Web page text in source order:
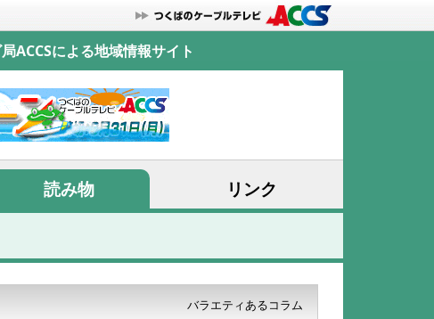
ACCSによる地域情報サイト
読み物 リンク
バラエティあるコラム